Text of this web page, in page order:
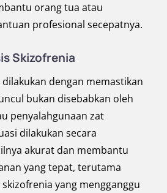
orang tua atau
profesional secepatnya.
Skizofrenia
dengan memastikan
bukan disebabkan oleh
penyalahgunaan zat
dilakukan secara
akurat dan membantu
yang tepat, terutama
yang mengganggu